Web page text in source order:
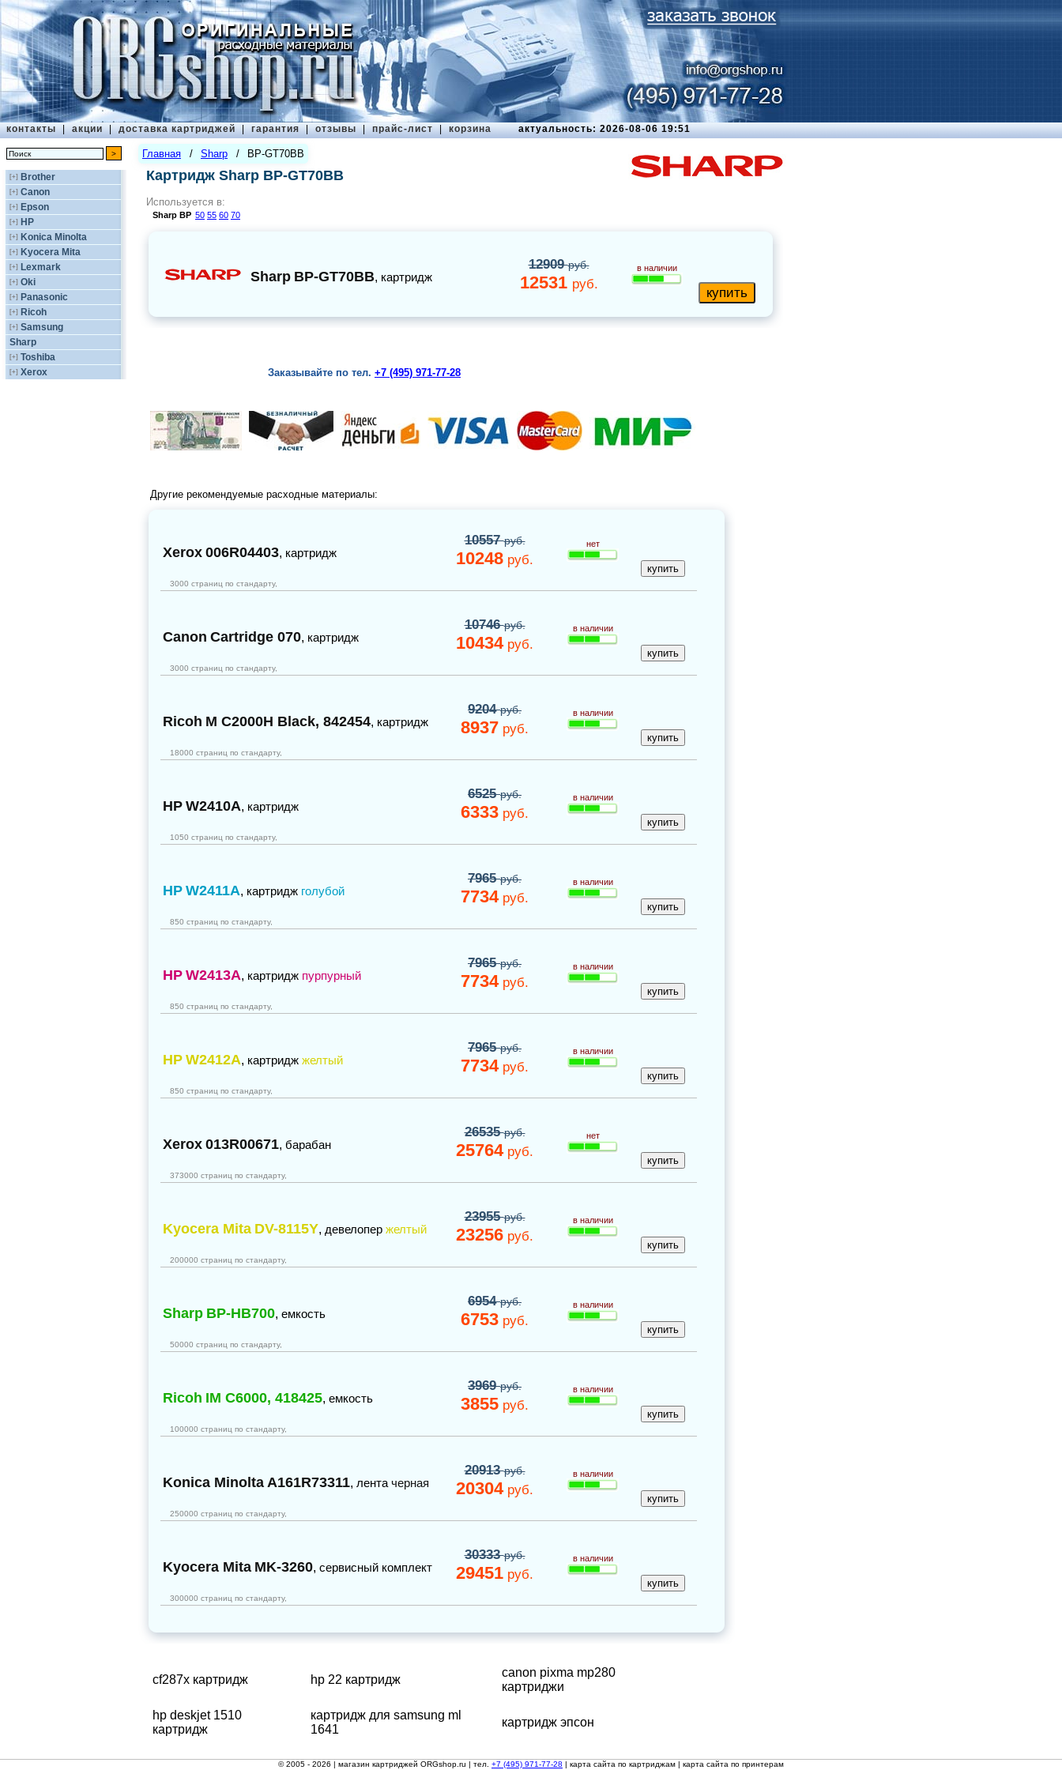
контакты | акции | доставка картриджей | гарантия | отзывы | прайс-лист | корзина актуальность: 2026-08-06 19:51
[+] Brother
[+] Canon
[+] Epson
[+] HP
[+] Konica Minolta
[+] Kyocera Mita
[+] Lexmark
[+] Oki
[+] Panasonic
[+] Ricoh
[+] Samsung
Sharp
[+] Toshiba
[+] Xerox
Главная / Sharp / BP-GT70BB
Картридж Sharp BP-GT70BB
Используется в:
Sharp BP 50 55 60 70
Sharp BP-GT70BB, картридж
12909руб.
12531 руб.
в наличии
Заказывайте по тел. +7 (495) 971-77-28
Другие рекомендуемые расходные материалы:
Xerox 006R04403, картридж
10557руб.
10248 руб.
нет
3000 страниц по стандарту,
Canon Cartridge 070, картридж
10746руб.
10434руб.
в наличии
3000 страниц по стандарту,
Ricoh M C2000H Black, 842454, картридж
9204руб.
8937 руб.
в наличии
18000 страниц по стандарту,
HP W2410A, картридж
6525руб.
6333 руб.
в наличии
1050 страниц по стандарту,
HP W2411A, картридж голубой
7965руб.
7734руб.
в наличии
850 страниц по стандарту,
HP W2413A, картридж пурпурный
7965руб.
7734руб.
в наличии
850 страниц по стандарту,
HP W2412A, картридж желтый
7965руб.
7734руб.
в наличии
850 страниц по стандарту,
Xerox 013R00671, барабан
26535руб.
25764руб.
нет
373000 страниц по стандарту,
Kyocera Mita DV-8115Y, девелопер желтый
23955руб.
23256 руб.
в наличии
200000 страниц по стандарту,
Sharp BP-HB700, емкость
6954руб.
6753 руб.
в наличии
50000 страниц по стандарту,
Ricoh IM C6000, 418425, емкость
3969руб.
3855 руб.
в наличии
100000 страниц по стандарту,
Konica Minolta A161R73311, лента черная
20913руб.
20304руб.
в наличии
250000 страниц по стандарту,
Kyocera Mita MK-3260, сервисный комплект
30333руб.
29451 руб.
в наличии
300000 страниц по стандарту,
cf287x картридж hp 22 картридж
canon pixma mp280
картриджи
hp deskjet 1510
картридж
картридж для samsung ml
1641
картридж эпсон
© 2005 - 2026 | магазин картриджей ORGshop.ru | тел. +7 (495) 971-77-28 | карта сайта по картриджам | карта сайта по принтерам